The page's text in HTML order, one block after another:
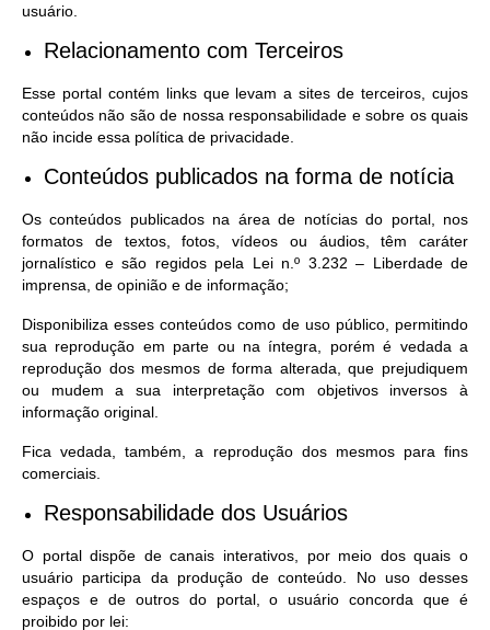
usuário.
Relacionamento com Terceiros
Esse portal contém links que levam a sites de terceiros, cujos
conteúdos não são de nossa responsabilidade e sobre os quais
não incide essa política de privacidade.
Conteúdos publicados na forma de notícia
Os conteúdos publicados na área de notícias do portal, nos
formatos de textos, fotos, vídeos ou áudios, têm caráter
jornalístico e são regidos pela Lei n.º 3.232 – Liberdade de
imprensa, de opinião e de informação;
Disponibiliza esses conteúdos como de uso público, permitindo
sua reprodução em parte ou na íntegra, porém é vedada a
reprodução dos mesmos de forma alterada, que prejudiquem
ou mudem a sua interpretação com objetivos inversos à
informação original.
Fica vedada, também, a reprodução dos mesmos para fins
comerciais.
Responsabilidade dos Usuários
O portal dispõe de canais interativos, por meio dos quais o
usuário participa da produção de conteúdo. No uso desses
espaços e de outros do portal, o usuário concorda que é
proibido por lei: